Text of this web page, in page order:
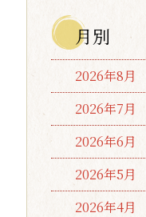
月別
2026年8月
2026年7月
2026年6月
2026年5月
2026年4月